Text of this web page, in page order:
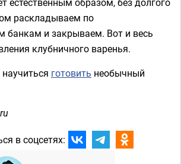
раскладываем по
банкам и закрываем. Вот и весь
клубничного варенья.
готовить необычный
в соцсетях: